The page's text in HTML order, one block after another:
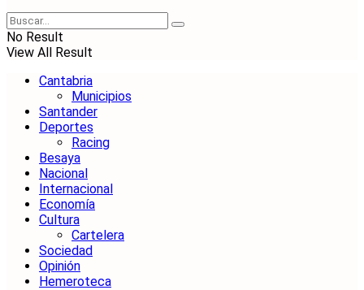
No Result
View All Result
Cantabria
Municipios
Santander
Deportes
Racing
Besaya
Nacional
Internacional
Economía
Cultura
Cartelera
Sociedad
Opinión
Hemeroteca